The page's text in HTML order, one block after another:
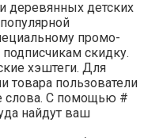
деревянных детских
промо-
скидку.
хэштеги. Для
товара пользователи
слова. С помощью #
найдут ваш